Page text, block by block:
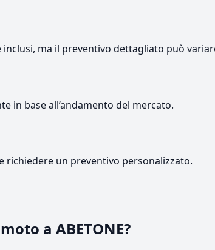
ma il preventivo dettagliato può
in base all’andamento del mercato.
richiedere un preventivo personalizzato.
a ABETONE?